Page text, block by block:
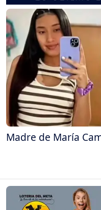
Madre de María